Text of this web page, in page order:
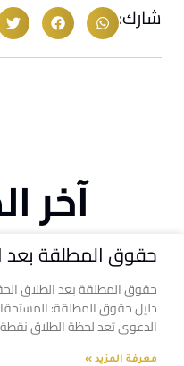
شارك:
آخر
حقوق المطلقة بعد
حقوق المطلقة بعد الطلاق
دليل حقوق المطلقة:
الدعوى تعد لحظة الطلاق
معرفة المزيد »